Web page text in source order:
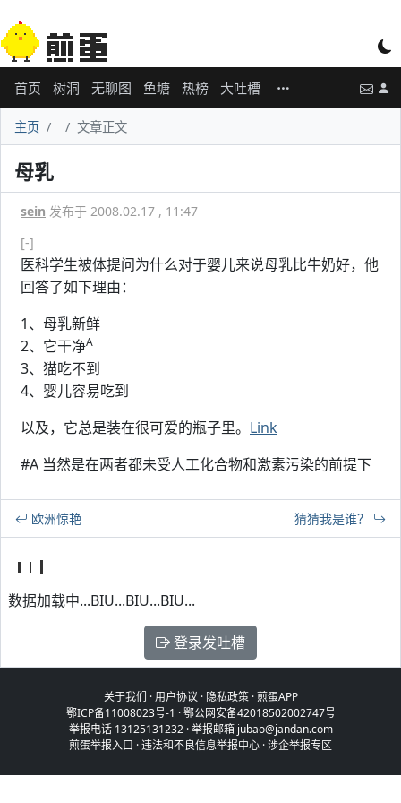
首页 树洞 无聊图 鱼塘 热榜 大吐槽
主页 文章正文
母乳
sein 发布于 2008.02.17 , 11:47
[-]
医科学生被体提问为什么对于婴儿来说母乳比牛奶好，他
回答了如下理由：
1、母乳新鲜
2、它干净A
3、猫吃不到
4、婴儿容易吃到
以及，它总是装在很可爱的瓶子里。 Link
#A 当然是在两者都未受人工化合物和激素污染的前提下
欧洲惊艳 猜猜我是谁？
数据加载中...BIU...BIU...BIU...
登录发吐槽
关于我们 ·用户协议 · 隐私政策·煎蛋APP
鄂ICP备11008023号-1 ·鄂公网安备42018502002747号
举报电话 13125131232 · 举报邮箱 jubao@jandan.com
煎蛋举报入口 ·违法和不良信息举报中心 ·涉企举报专区